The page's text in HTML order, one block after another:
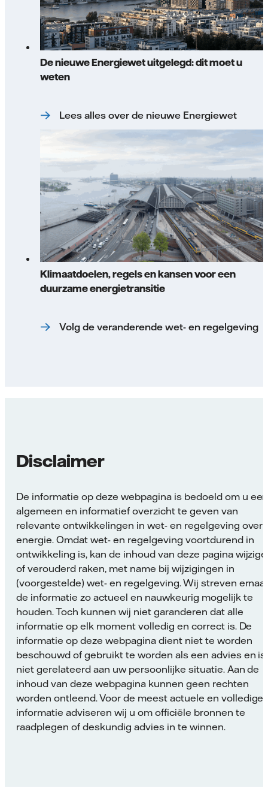
De nieuwe Energiewet uitgelegd: dit moet u
weten
Lees alles over de nieuwe Energiewet
Klimaatdoelen, regels en kansen voor een
duurzame energietransitie
Volg de veranderende wet- en regelgeving
Disclaimer
De informatie op deze webpagina is bedoeld om u een
algemeen en informatief overzicht te geven van
relevante ontwikkelingen in wet- en regelgeving over
energie. Omdat wet- en regelgeving voortdurend in
ontwikkeling is, kan de inhoud van deze pagina
of verouderd raken, met name bij wijzigingen in
(voorgestelde) wet- en regelgeving. Wij streven
de informatie zo actueel en nauwkeurig mogelijk te
houden. Toch kunnen wij niet garanderen dat alle
informatie op elk moment volledig en correct is. De
informatie op deze webpagina dient niet te worden
beschouwd of gebruikt te worden als een advies en is
niet gerelateerd aan uw persoonlijke situatie. Aan de
inhoud van deze webpagina kunnen geen rechten
worden ontleend. Voor de meest actuele en volledige
informatie adviseren wij u om officiële bronnen te
raadplegen of deskundig advies in te winnen.